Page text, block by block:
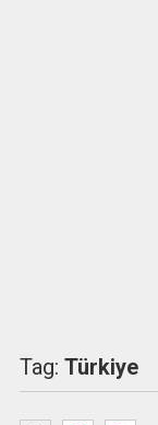
Tag: Türkiye